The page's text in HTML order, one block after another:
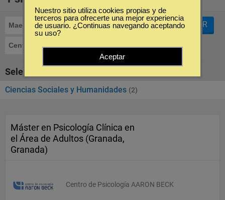
Maestrías
Centro de Psicología AARON BECK
FILTRAR
Seleccione la categoría
Ciencias Sociales y Humanidades (2)
Máster en Psicología Clínica en
el Área de Adultos (Granada,
Granada)
Centro de Psicología AARON BECK
Nuestro sitio utiliza cookies propias y de
terceros para ofrecerte una mejor experiencia
de usuario. ¿Continuas navegando aceptando
su uso?
Aceptar